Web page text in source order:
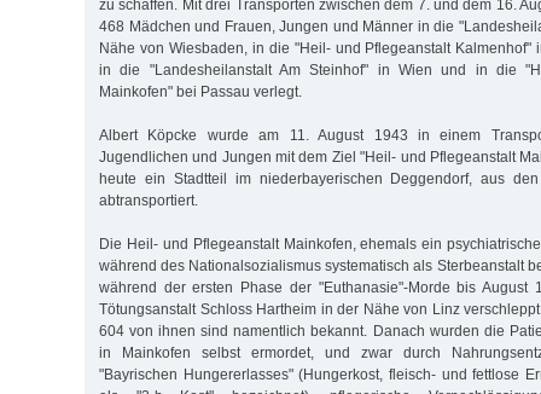
zu schaffen. Mit drei Transporten zwischen dem 7. und dem 16.
468 Mädchen und Frauen, Jungen und Männer in die
Nähe von Wiesbaden, in die "Heil- und Pflegeanstalt Kalmenhof"
in die "Landesheilanstalt Am Steinhof" in Wien und in die
Mainkofen" bei Passau verlegt.
Albert Köpcke wurde am 11. August 1943 in einem
Jugendlichen und Jungen mit dem Ziel "Heil- und Pflegeanstalt
heute ein Stadtteil im niederbayerischen Deggendorf, aus den
abtransportiert.
Die Heil- und Pflegeanstalt Mainkofen, ehemals ein
während des Nationalsozialismus systematisch als Sterbeanstalt
während der ersten Phase der "Euthanasie"-Morde bis August
Tötungsanstalt Schloss Hartheim in der Nähe von Linz
604 von ihnen sind namentlich bekannt. Danach wurden die
in Mainkofen selbst ermordet, und zwar durch
"Bayrischen Hungererlasses" (Hungerkost, fleisch- und fettlose